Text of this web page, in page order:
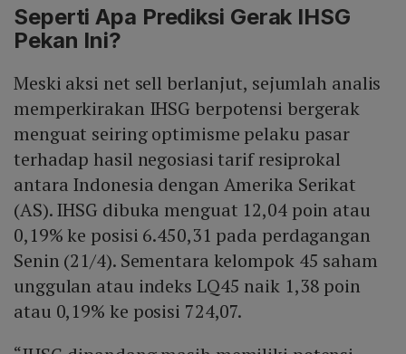
Seperti Apa Prediksi Gerak IHSG
Pekan Ini?
Meski aksi net sell berlanjut, sejumlah analis
memperkirakan IHSG berpotensi bergerak
menguat seiring optimisme pelaku pasar
terhadap hasil negosiasi tarif resiprokal
antara Indonesia dengan Amerika Serikat
(AS). IHSG dibuka menguat 12,04 poin atau
0,19% ke posisi 6.450,31 pada perdagangan
Senin (21/4). Sementara kelompok 45 saham
unggulan atau indeks LQ45 naik 1,38 poin
atau 0,19% ke posisi 724,07.